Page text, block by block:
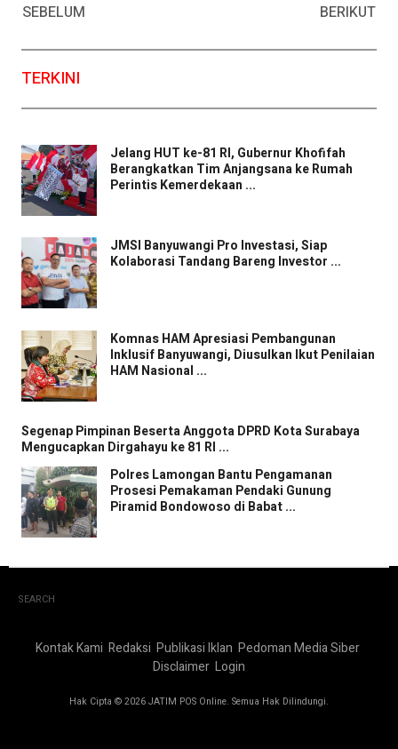
SEBELUM
BERIKUT
TERKINI
Jelang HUT ke-81 RI, Gubernur Khofifah
Berangkatkan Tim Anjangsana ke Rumah
Perintis Kemerdekaan ...
JMSI Banyuwangi Pro Investasi, Siap
Kolaborasi Tandang Bareng Investor ...
Komnas HAM Apresiasi Pembangunan
Inklusif Banyuwangi, Diusulkan Ikut Penilaian
HAM Nasional ...
Segenap Pimpinan Beserta Anggota DPRD Kota Surabaya
Mengucapkan Dirgahayu ke 81 RI ...
Polres Lamongan Bantu Pengamanan
Prosesi Pemakaman Pendaki Gunung
Piramid Bondowoso di Babat ...
SEARCH
Kontak Kami Redaksi Publikasi Iklan Pedoman Media Siber
Disclaimer Login
Hak Cipta © 2026 JATIM POS Online. Semua Hak Dilindungi.